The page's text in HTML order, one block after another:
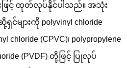
ဖြင့် ထုတ်လုပ်နိုင်ပါသည်။ အသုံး
ျားကို polyvinyl chloride
chloride (CPVC)၊ polypropylene
(PVDF) တို့ဖြင့် ပြုလုပ်